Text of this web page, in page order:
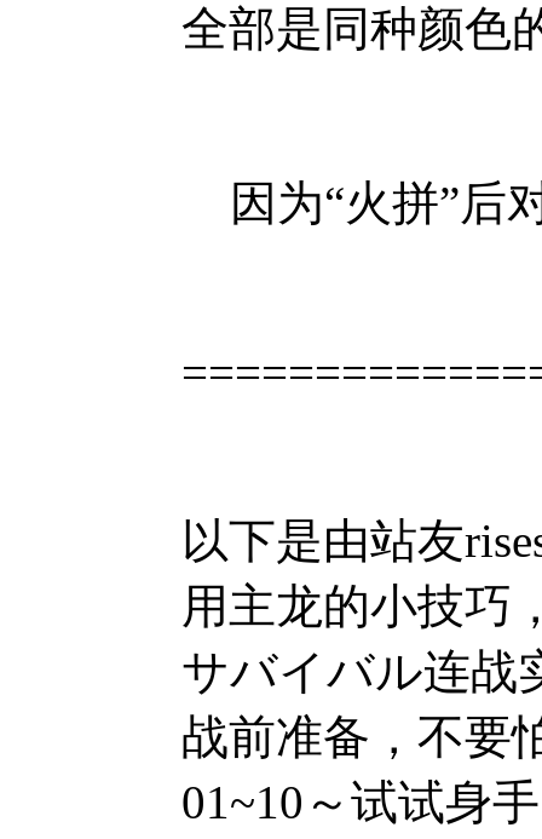
全部是同种颜色
因为“火拼”后
以下是由站友
用主龙的小技巧
サバイバル连战
战前准备，不要
01~10～试试身